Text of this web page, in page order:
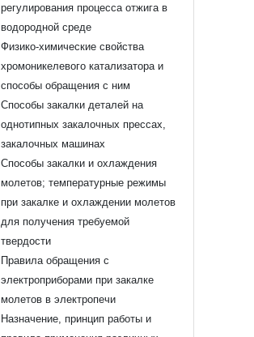
регулирования процесса отжига в
водородной среде
Физико-химические свойства
хромоникелевого катализатора и
способы обращения с ним
Способы закалки деталей на
однотипных закалочных прессах,
закалочных машинах
Способы закалки и охлаждения
молетов; температурные режимы
при закалке и охлаждении молетов
для получения требуемой
твердости
Правила обращения с
электроприборами при закалке
молетов в электропечи
Назначение, принцип работы и